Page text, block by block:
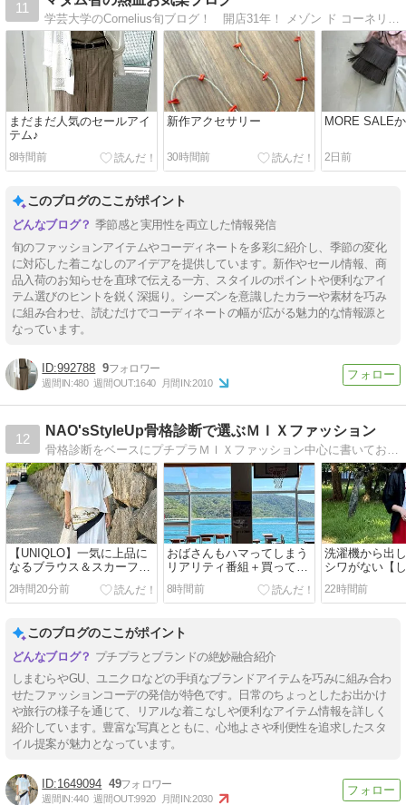
11
まだまだ人気のセールアイ
テム♪
8時間前
新作アクセサリー
30時間前
MORE SALE
2日前
このブログのここがポイント
季節感と実用性を両立した情報発信
旬のファッションアイテムやコーディネートを多彩に紹介し、季節の変化
に対応した着こなしのアイデアを提供しています。新作やセール情報、商
品入荷のお知らせを直球で伝える一方、スタイルのポイントや便利なアイ
テム選びのヒントを鋭く深掘り。シーズンを意識したカラーや素材を巧み
に組み合わせ、読むだけでコーディネートの幅が広がる魅力的な情報源と
なっています。
992788 9
週間IN:480 週間OUT:1640 月間IN:2010
12
NAO'sStyleUp骨格診断で選ぶＭＩＸファッション
骨格診断をベースにプチプラＭＩＸファッション中心に書いております。KADOKAWAより「骨格診断アドバイザーNAOの本当に「似合う服」で人生が変わる」を出版
【UNIQLO】一気に上品に
なるブラウス＆スカーフア
レンジコーデ＋すでに夏の
お守り♪
2時間20分前
おばさんもハマってしまう
リアリティ番組＋買って良
かった早速届いた商品♪
8時間前
洗濯機から出
シワがない【
事助かるコー
22時間前
このブログのここがポイント
プチプラとブランドの絶妙融合紹介
しまむらやGU、ユニクロなどの手頃なブランドアイテムを巧みに組み合わ
せたファッションコーデの発信が特色です。日常のちょっとしたお出かけ
や旅行の様子を通じて、リアルな着こなしや便利なアイテム情報を詳しく
紹介しています。豊富な写真とともに、心地よさや利便性を追求したスタ
イル提案が魅力となっています。
1649094 49
週間IN:440 週間OUT:9920 月間IN:2030